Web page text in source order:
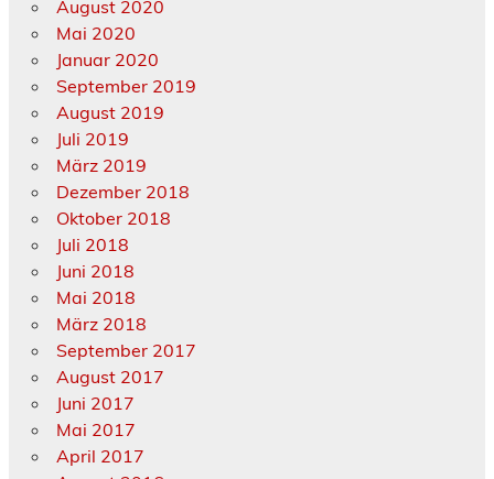
August 2020
Mai 2020
Januar 2020
September 2019
August 2019
Juli 2019
März 2019
Dezember 2018
Oktober 2018
Juli 2018
Juni 2018
Mai 2018
März 2018
September 2017
August 2017
Juni 2017
Mai 2017
April 2017